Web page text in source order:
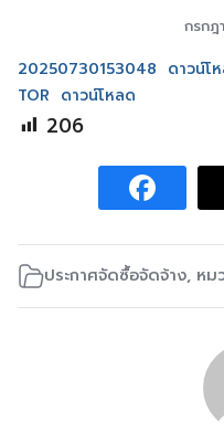
กรกฎ
20250730153048 ดาวน์โ
TOR ดาวน์โหลด
206
ประกาศจัดซื้อจัดจ้าง, หม